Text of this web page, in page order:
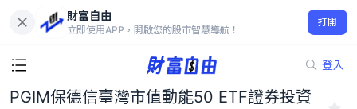
財富自由
立即使用APP，開啟您的股市智慧導航！
打開
登入
PGIM保德信臺灣市值動能50 ETF證券投資信託基金 00803
-
PGIM保德信臺灣市值動能50 ETF證券投資